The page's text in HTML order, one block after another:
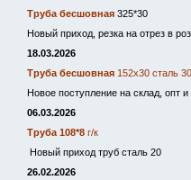
Труба бесшовная 325*30
Новый приход, резка на отрез в
18.03.2026
Труба бесшовная 152х30 сталь
Новое поступление на склад, опт и
06.03.2026
Труба 108*8 г/к
Новый приход труб сталь 20
26.02.2026